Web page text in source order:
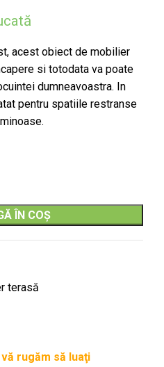
acest obiect de mobilier
si totodata va poate
dumneavoastra. In
pentru spatiile restranse
ÎN COȘ
terasă
rugăm să luaţi